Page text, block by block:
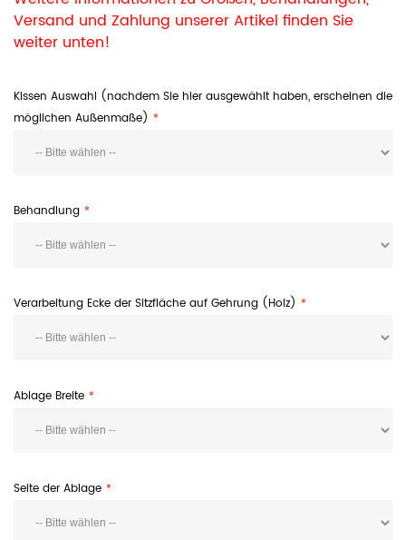
Versand und Zahlung unserer Artikel finden Sie
weiter unten!
Kissen Auswahl (nachdem Sie hier ausgewählt haben, erscheinen die
möglichen Außenmaße)
Behandlung
Verarbeitung Ecke der Sitzfläche auf Gehrung (Holz)
Ablage Breite
Seite der Ablage